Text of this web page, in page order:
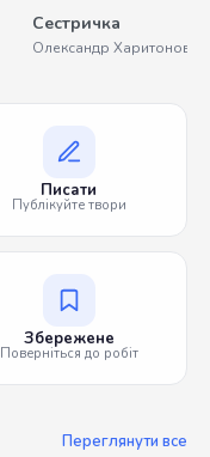
Сестричка
Олександр Харитонов
Писати
Публікуйте твори
Збережене
Поверніться до робіт
Переглянути все